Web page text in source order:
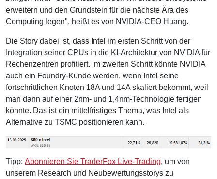
erweitern und den Grundstein für die nächste Ära des
Computing legen", heißt es von NVIDIA-CEO Huang.
Die Story dabei ist, dass Intel im ersten Schritt von der
Integration seiner CPUs in die KI-Architektur von NVIDIA für
Rechenzentren profitiert. Im zweiten Schritt könnte NVIDIA
auch ein Foundry-Kunde werden, wenn Intel seine
fortschrittlichen Knoten 18A und 14A skaliert bekommt, weil
man dann auf einer 2nm- und 1,4nm-Technologie fertigen
könnte. Das ist ein mittelfristiges Thema, was Intel als
Alternative zu TSMC positionieren kann.
Tipp: Abonnieren Sie TraderFox Live-Trading, um von
unserem Research und Neubewertungsstorys zu